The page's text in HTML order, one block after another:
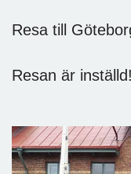
Resa till
Resan är inställd!